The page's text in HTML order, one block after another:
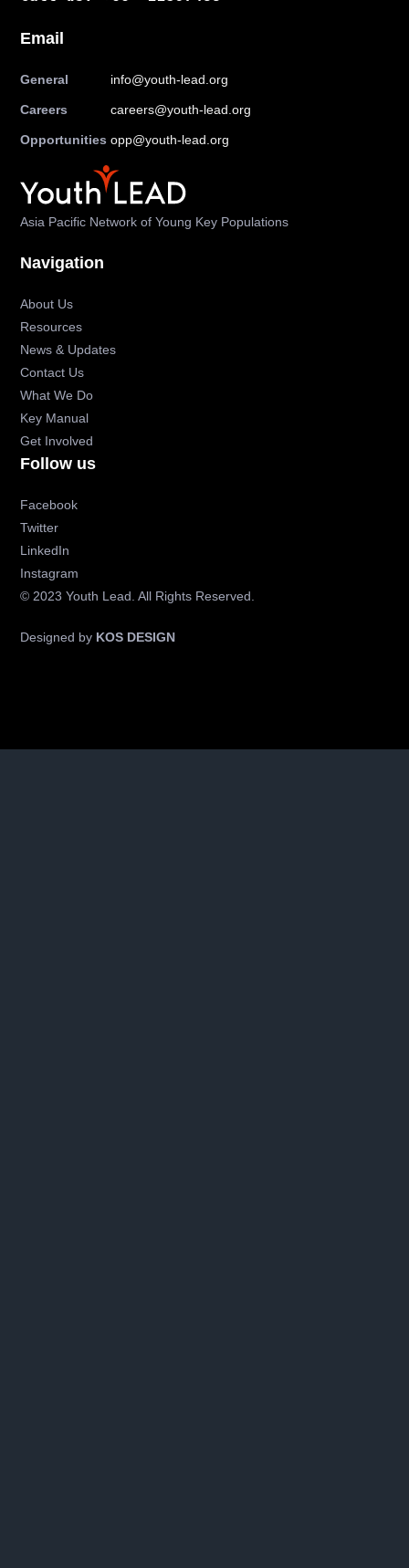
Email
General info@youth-lead.org
Careers careers@youth-lead.org
Opportunities opp@youth-lead.org
Asia Pacific Network of Young Key Populations
Navigation
About Us
Resources
News & Updates
Contact Us
What We Do
Key Manual
Get Involved
Follow us
Facebook
Twitter
LinkedIn
Instagram
© 2023 Youth Lead. All Rights Reserved.
Designed by KOS DESIGN